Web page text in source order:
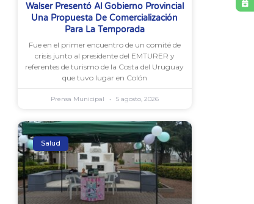
Walser Presentó Al Gobierno Provincial
Una Propuesta De Comercialización
Para La Temporada
Fue en el primer encuentro de un comité de
crisis junto al presidente del EMTURER y
referentes de turismo de la Costa del Uruguay
que tuvo lugar en Colón
Prensa Municipal 5 agosto, 2026
Salud